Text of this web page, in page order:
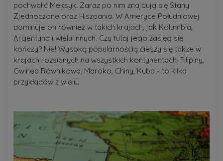
pochwalić Meksyk. Zaraz po nim znajdują się Stany
Zjednoczone oraz Hiszpania. W Ameryce Południowej
dominuje on również w takich krajach, jak Kolumbia,
Argentyna i wielu innych. Czy tutaj jego zasięg się
kończy? Nie! Wysoką popularnością cieszy się także w
krajach rozsianych na wszystkich kontynentach. Filipiny,
Gwinea Równikowa, Maroko, Chiny, Kuba - to kilka
przykładów z wielu.